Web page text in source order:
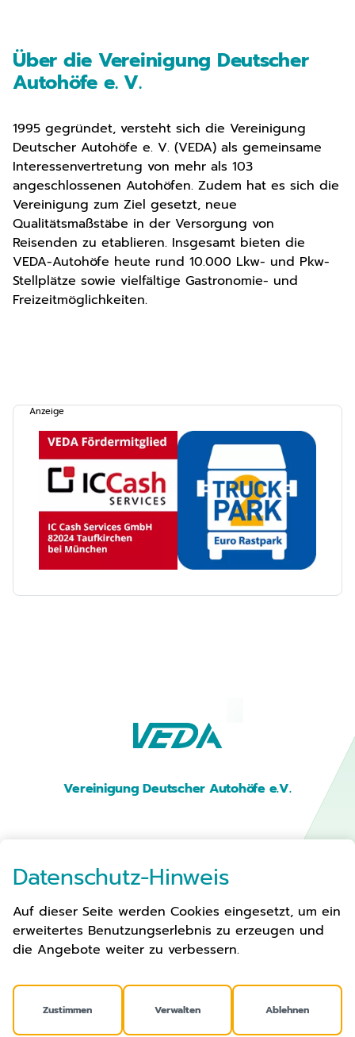
Datenschutz-Hinweis
Auf dieser Seite werden Cookies eingesetzt, um ein
erweitertes Benutzungserlebnis zu erzeugen und
die Angebote weiter zu verbessern.
Zustimmen Verwalten Ablehnen
Über die Vereinigung Deutscher
Autohöfe e. V.
1995 gegründet, versteht sich die Vereinigung
Deutscher Autohöfe e. V. (VEDA) als gemeinsame
Interessenvertretung von mehr als 103
angeschlossenen Autohöfen. Zudem hat es sich die
Vereinigung zum Ziel gesetzt, neue
Qualitätsmaßstäbe in der Versorgung von
Reisenden zu etablieren. Insgesamt bieten die
VEDA-Autohöfe heute rund 10.000 Lkw- und Pkw-
Stellplätze sowie vielfältige Gastronomie- und
Freizeitmöglichkeiten.
Anzeige
Vereinigung Deutscher Autohöfe e.V.
Premium Parken
Autohöfe
Verbandsarbeit
Aktuelles
Kontakt